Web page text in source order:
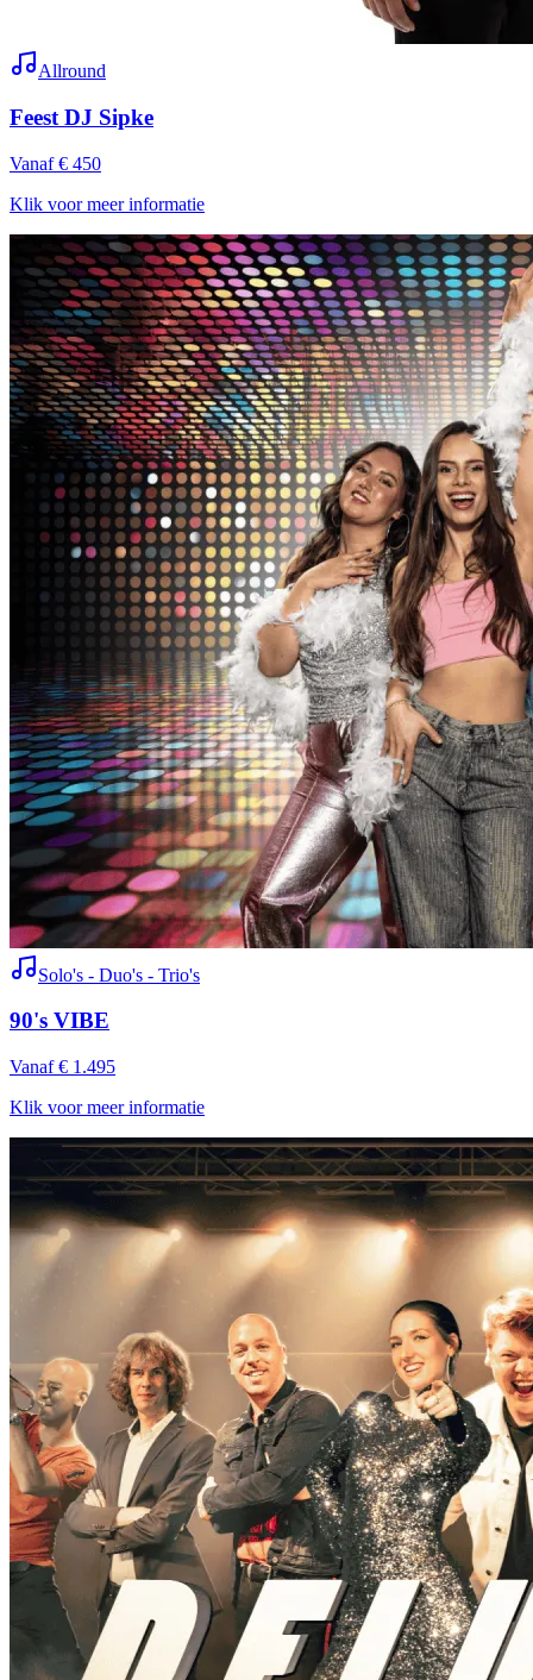
Allround
Feest DJ Sipke
Vanaf € 450
Klik voor meer informatie
Solo's - Duo's - Trio's
90's VIBE
Vanaf € 1.495
Klik voor meer informatie